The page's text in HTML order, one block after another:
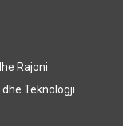
Rajoni
Teknologji